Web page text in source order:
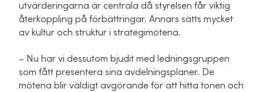
utvärderingarna är centrala då styrelsen får viktig
återkoppling på förbättringar. Annars sätts mycket
av kultur och struktur i strategimötena.
– Nu har vi dessutom bjudit med ledningsgruppen
som fått presentera sina avdelningsplaner. De
mötena blir väldigt avgörande för att hitta tonen och